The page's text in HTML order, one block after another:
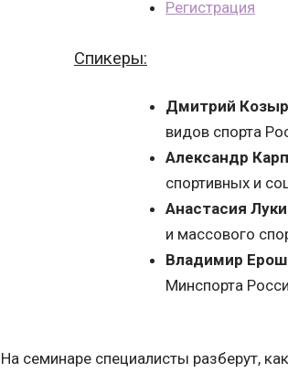
Регистрация
Спикеры:
Дмитрий
видов спорта
Александр
спортивных и
Анастасия
и массового
Владимир
Минспорта
На семинаре специалисты разберут,